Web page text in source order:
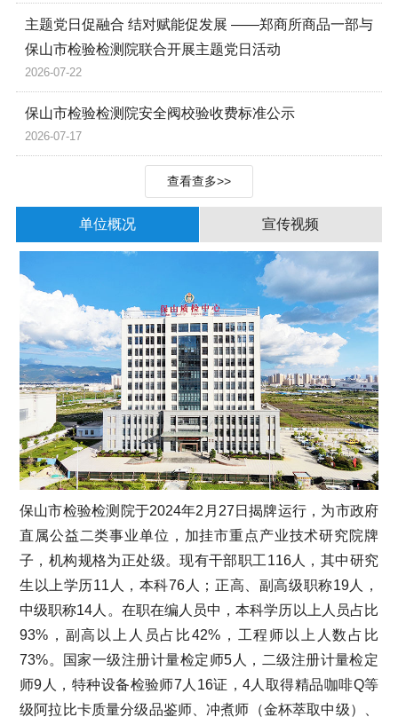
主题党日促融合 结对赋能促发展 ——郑商所商品一部与
保山市检验检测院联合开展主题党日活动
2026-07-22
保山市检验检测院安全阀校验收费标准公示
2026-07-17
查看查多>>
单位概况 宣传视频
保山市检验检测院于2024年2月27日揭牌运行，为市政府
直属公益二类事业单位，加挂市重点产业技术研究院牌
子，机构规格为正处级。现有干部职工116人，其中研究
生以上学历11人，本科76人；正高、副高级职称19人，
中级职称14人。在职在编人员中，本科学历以上人员占比
93%，副高以上人员占比42%，工程师以上人数占比
73%。国家一级注册计量检定师5人，二级注册计量检定
师9人，特种设备检验师7人16证，4人取得精品咖啡Q等
级阿拉比卡质量分级品鉴师、冲煮师（金杯萃取中级）、